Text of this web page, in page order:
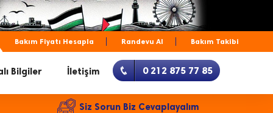
Bakım Fiyatı Hesapla Randevu Al Bakım Takibi
Bilgiler İletişim 0 212 875 77 85
Siz Sorun Biz Cevaplayalım